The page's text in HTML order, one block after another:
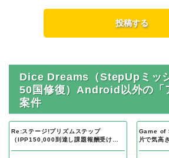
Dice Dreams（StepUpミッ
50国修復）Android以外の「
案件
Re:ステージ!プリズムステップ
（IPP150,000到達し課題報酬受け取
Game of
片で気高